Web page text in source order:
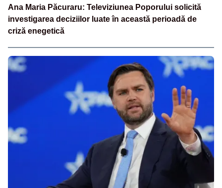
Ana Maria Păcuraru: Televiziunea Poporului solicită
investigarea deciziilor luate în această perioadă de
criză enegetică